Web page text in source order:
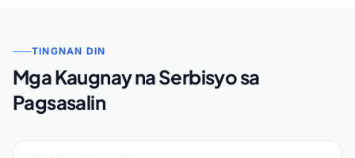
TINGNAN DIN
Mga Kaugnay na Serbisyo sa
Pagsasalin